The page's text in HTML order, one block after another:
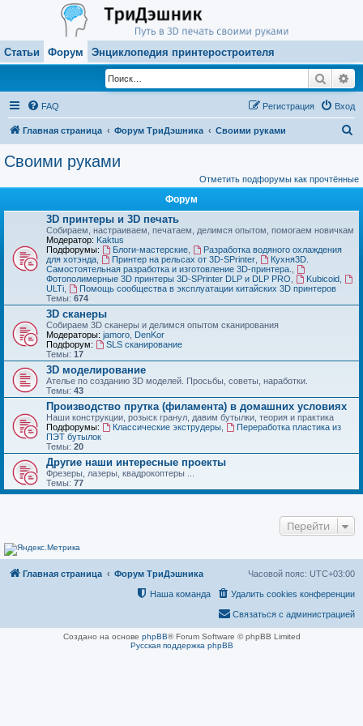
Статьи Форум Энциклопедия принтеростроителя
Поиск
FAQ Вход
Регистрация
Главная страница Форум ТриДэшника Своими руками
с
Своими руками
Отметить подфорумы как прочтённые
Форум
3D принтеры и 3D печать
Собираем, настраиваем, печатаем, делимся опытом, помогаем новичкам
Модератор: Kaktus
Подфорумы:
Блоги-мастерские,
Разработка водяного охлаждения
для хотэнда
Принтер на рельсах от 3D-SPrinter,
Кухня3D.
Самостоятельная разработка и изготовление 3D-принтера.
Фотополимерные 3D принтеры 3D-SPrinter DLP и DLP PRO
Kubicoid,
ULTi
Помощь сообщества в эксплуатации китайских 3D принтеров
Темы: 674
3D сканеры
Собираем 3D сканеры и делимся опытом сканирования
Модераторы: jamoro DenKor
Подфорум:
SLS сканирование
Темы: 17
3D моделирование
Ателье по созданию 3D моделей. Просьбы, советы, наработки.
Темы: 43
Производство прутка (филамента) в домашних условиях
Наши конструкции, розыск гранул, давим бутылки, теория и практика
Подфорумы:
Классические экструдеры,
Переработка пластика из
ПЭТ бутылок
Темы: 20
Другие наши интересные проекты
Фрезеры, лазеры, квадрокоптеры ...
Темы: 77
Перейти
Главная страница Форум ТриДэшника Часовой пояс: UTC+03:00
Удалить cookies конференции
Наша команда
Связаться с администрацией
Создано на основе phpBB® Forum Software © phpBB Limited
Русская поддержка phpBB